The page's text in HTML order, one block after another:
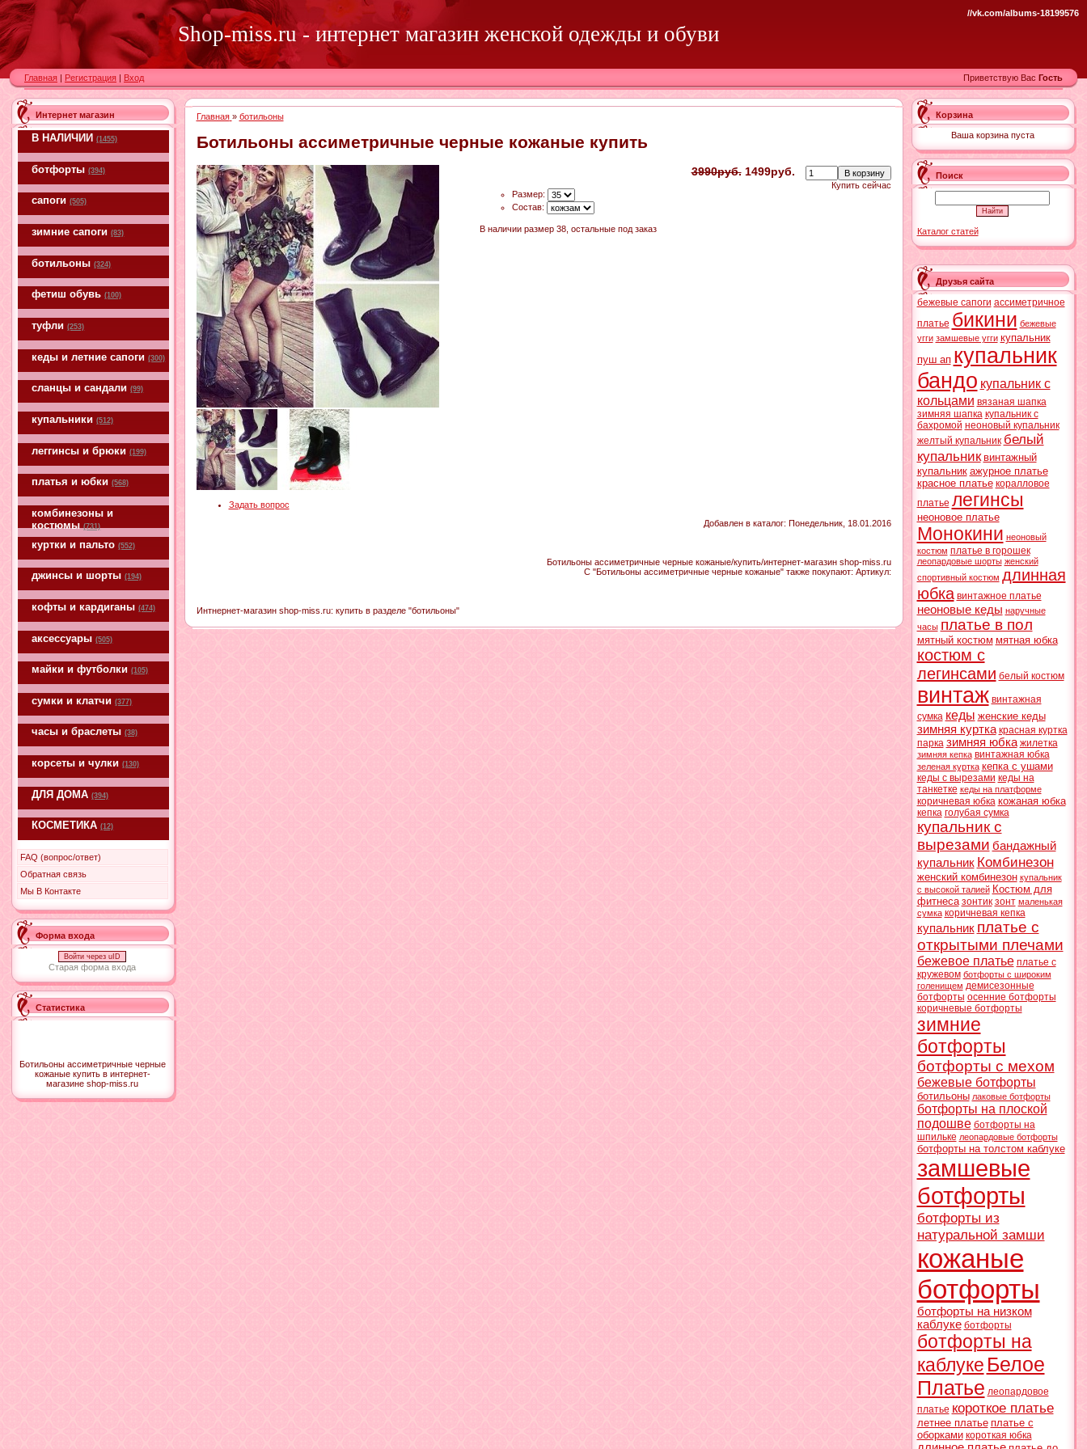
Shop-miss.ru - интернет магазин женской одежды и обуви
//vk.com/albums-18199576
Главная | Регистрация | Вход Приветствую Вас Гость
Интернет магазин
В НАЛИЧИИ(1455)
ботфорты(394)
сапоги(505)
зимние сапоги(83)
ботильоны(324)
фетиш обувь(100)
туфли(253)
кеды и летние сапоги(300)
сланцы и сандали(99)
купальники(512)
леггинсы и брюки(199)
платья и юбки(568)
комбинезоны и
костюмы(731)
куртки и пальто(552)
джинсы и шорты(194)
кофты и кардиганы(474)
аксессуары(505)
майки и футболки(105)
сумки и клатчи(377)
часы и браслеты(38)
корсеты и чулки(130)
ДЛЯ ДОМА(394)
КОСМЕТИКА(12)
FAQ (вопрос/ответ)
Обратная связь
Мы В Контакте
Форма входа
Войти через uID
Старая форма входа
Статистика
Ботильоны ассиметричные черные
кожаные купить в интернет-
магазине shop-miss.ru
Главная » ботильоны
Ботильоны ассиметричные черные кожаные купить
3990руб. 1499руб.
Размер:
Состав:
В наличии размер 38, остальные под заказ
Купить сейчас
Задать вопрос
Добавлен в каталог: Понедельник, 18.01.2016
Ботильоны ассиметричные черные кожаные/купить/интернет-магазин shop-miss.ru
С "Ботильоны ассиметричные черные кожаные" также покупают: Артикул:
Интнернет-магазин shop-miss.ru: купить в разделе "ботильоны"
Корзина
Ваша корзина пуста
Поиск
Каталог статей
Друзья сайта
бежевые сапоги ассиметричное
платье бикини бежевые
угги замшевые угги купальник
пуш ап купальник
бандо купальник с
кольцами вязаная шапка
зимняя шапка купальник с
бахромой неоновый купальник
желтый купальник белый
купальник винтажный
купальник ажурное платье
красное платье коралловое
платье легинсы
неоновое платье
Монокини неоновый
костюм платье в горошек
леопардовые шорты женский
спортивный костюм длинная
юбка винтажное платье
неоновые кеды наручные
часы платье в пол
мятный костюм мятная юбка
костюм с
легинсами белый костюм
винтаж винтажная
сумка кеды женские кеды
зимняя куртка красная куртка
парка зимняя юбка жилетка
зимняя кепка винтажная юбка
зеленая куртка кепка с ушами
кеды с вырезами кеды на
танкетке кеды на платформе
коричневая юбка кожаная юбка
кепка голубая сумка
купальник с
вырезами бандажный
купальник Комбинезон
женский комбинезон купальник
с высокой талией Костюм для
фитнеса зонтик зонт маленькая
сумка коричневая кепка
купальник платье с
открытыми плечами
бежевое платье платье с
кружевом ботфорты с широким
голенищем демисезонные
ботфорты осенние ботфорты
коричневые ботфорты
зимние
ботфорты
ботфорты с мехом
бежевые ботфорты
ботильоны лаковые ботфорты
ботфорты на плоской
подошве ботфорты на
шпильке леопардовые ботфорты
ботфорты на толстом каблуке
замшевые
ботфорты
ботфорты из
натуральной замши
кожаные
ботфорты
ботфорты на низком
каблуке ботфорты
ботфорты на
каблуке Белое
Платье леопардовое
платье короткое платье
летнее платье платье с
оборками короткая юбка